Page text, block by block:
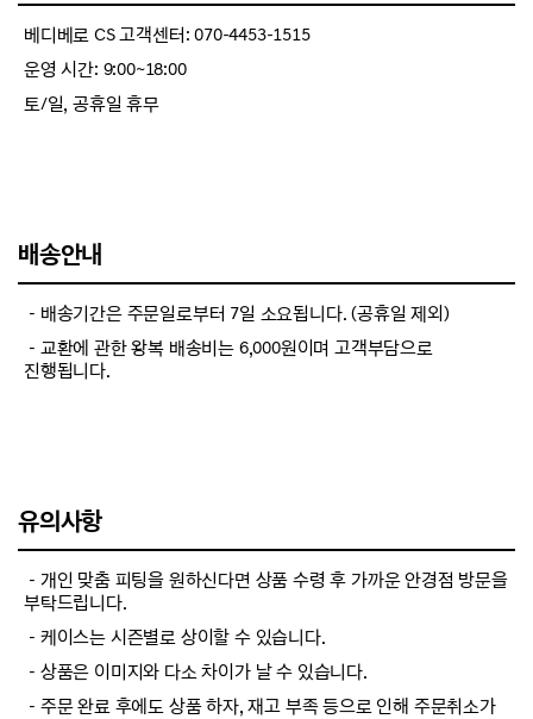
베디베로 CS 고객센터: 070-4453-1515
운영 시간: 9:00~18:00
토/일, 공휴일 휴무
배송안내
－배송기간은 주문일로부터 7일 소요됩니다. (공휴일 제외)
－교환에 관한 왕복 배송비는 6,000원이며 고객부담으로
진행됩니다.
유의사항
－개인 맞춤 피팅을 원하신다면 상품 수령 후 가까운 안경점 방문을
부탁드립니다.
－케이스는 시즌별로 상이할 수 있습니다.
－상품은 이미지와 다소 차이가 날 수 있습니다.
－주문 완료 후에도 상품 하자, 재고 부족 등으로 인해 주문취소가